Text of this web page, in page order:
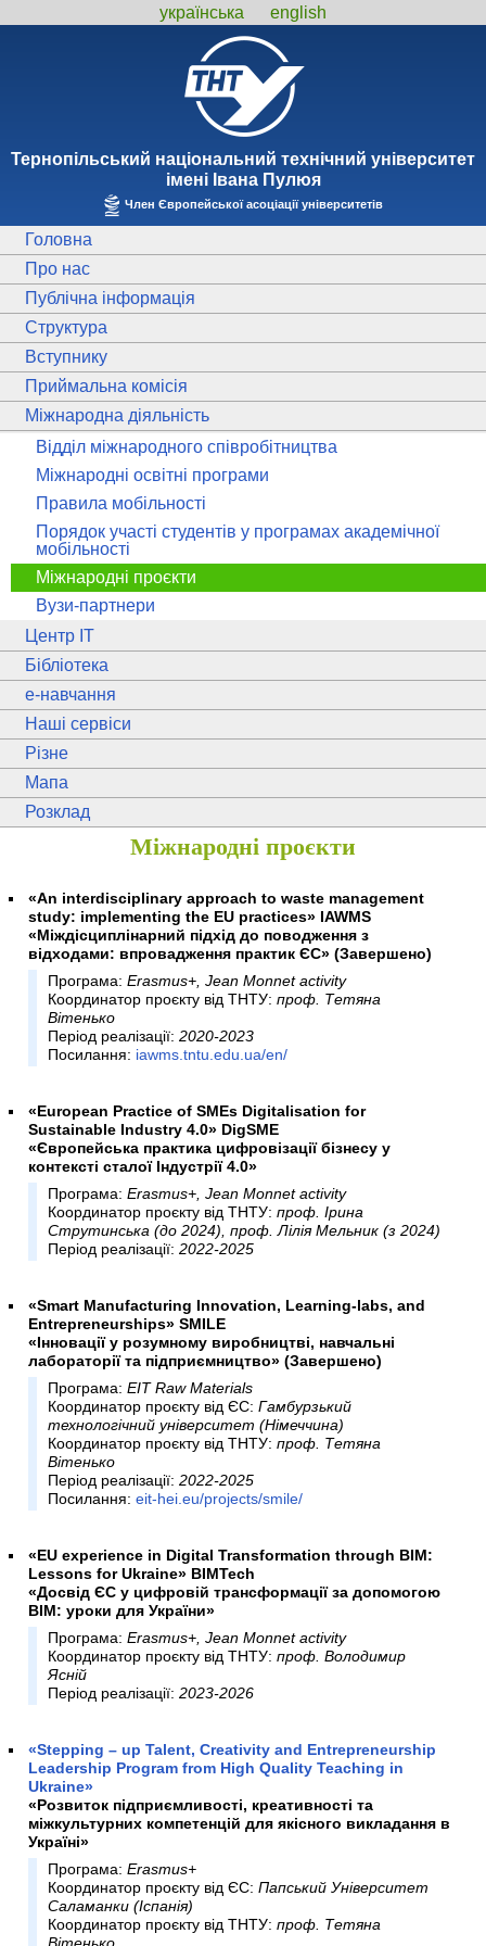
українська english
Тернопiльський національний технiчний унiверситет
iменi Iвана Пулюя
Член Європейської асоціації університетів
Головна
Про нас
Публічна інформація
Структура
Вступнику
Приймальна комісія
Міжнародна діяльність
Відділ міжнародного співробітництва
Міжнародні освітні програми
Правила мобільності
Порядок участі студентів у програмах академічної
мобільності
Міжнародні проєкти
Вузи-партнери
Центр ІТ
Бібліотека
e-навчання
Наші сервіси
Різне
Мапа
Розклад
Міжнародні проєкти
«An interdisciplinary approach to waste management
study: implementing the EU practices» IAWMS
«Міждісциплінарний підхід до поводження з
відходами: впровадження практик ЄС» (Завершено)
Програма:Erasmus+, Jean Monnet activity
Координатор проєкту від ТНТУ:проф. Тетяна
Вітенько
Період реалізації:2020-2023
Посилання: iawms.tntu.edu.ua/en/
«European Practice of SMEs Digitalisation for
Sustainable Industry 4.0» DigSME
«Європейська практика цифровізації бізнесу у
контексті сталої Індустрії 4.0»
Програма:Erasmus+, Jean Monnet activity
Координатор проєкту від ТНТУ:проф. Ірина
Струтинська (до 2024), проф. Лілія Мельник (з 2024)
Період реалізації:2022-2025
«Smart Manufacturing Innovation, Learning-labs, and
Entrepreneurships» SMILE
«Інновації у розумному виробництві, навчальні
лабораторії та підприємництво» (Завершено)
Програма:EIT Raw Materials
Координатор проєкту від ЄС:Гамбурзький
технологічний університет (Німеччина)
Координатор проєкту від ТНТУ:проф. Тетяна
Вітенько
Період реалізації:2022-2025
Посилання:eit-hei.eu/projects/smile/
«EU experience in Digital Transformation through BIM:
Lessons for Ukraine» BIMTech
«Досвід ЄС у цифровій трансформації за допомогою
BIM: уроки для України»
Програма:Erasmus+, Jean Monnet activity
Координатор проєкту від ТНТУ:проф. Володимир
Ясній
Період реалізації:2023-2026
«Stepping – up Talent, Creativity and Entrepreneurship
Leadership Program from High Quality Teaching in
Ukraine»
«Розвиток підприємливості, креативності та
міжкультурних компетенцій для якісного викладання в
Україні»
Програма:Erasmus+
Координатор проєкту від ЄС:Папський Університет
Саламанки (Іспанія)
Координатор проєкту від ТНТУ:проф. Тетяна
Вітенько